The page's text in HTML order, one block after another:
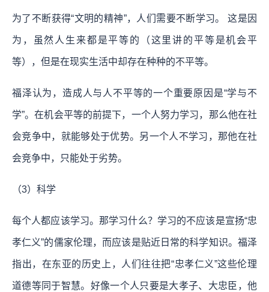
为了不断获得“文明的精神”，人们需要不断学习。 这是因
为，虽然人生来都是平等的（这里讲的平等是机会平
等），但是在现实生活中却存在种种的不平等。
福泽认为，造成人与人不平等的一个重要原因是“学与不
学”。在机会平等的前提下，一个人努力学习，那么他在社
会竞争中，就能够处于优势。另一个人不学习，那他在社
会竞争中，只能处于劣势。
（3）科学
每个人都应该学习。那学习什么？学习的不应该是宣扬“忠
孝仁义”的儒家伦理，而应该是贴近日常的科学知识。福泽
指出，在东亚的历史上，人们往往把“忠孝仁义”这些伦理
道德等同于智慧。好像一个人只要是大孝子、大忠臣，他